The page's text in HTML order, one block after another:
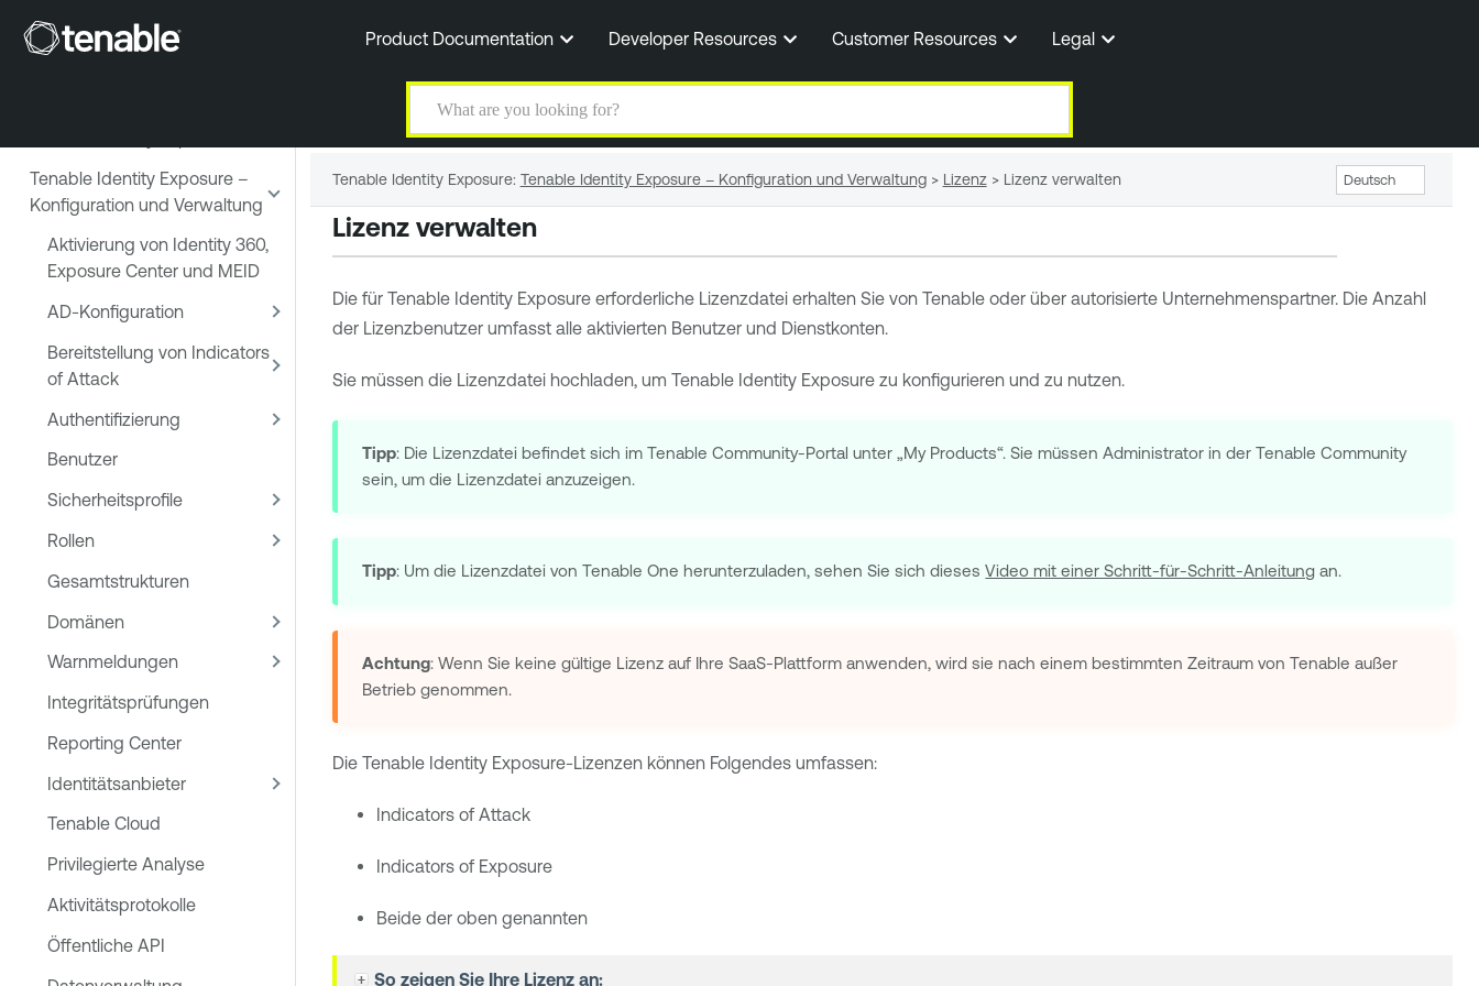
Zum Hauptinhalt springen
Product Documentation Developer Resources Customer Resources Legal
Erste Schritte mit Tenable
Tenable Identity Exposure –
Konfiguration und Verwaltung
Aktivierung von Identity 360,
Exposure Center und MEID
AD-Konfiguration
Bereitstellung von Indicators
of Attack
Authentifizierung
Benutzer
Sicherheitsprofile
Rollen
Gesamtstrukturen
Domänen
Warnmeldungen
Integritätsprüfungen
Reporting Center
Identitätsanbieter
Tenable Cloud
Privilegierte Analyse
Aktivitätsprotokolle
Öffentliche API
Tenable Identity Exposure: Tenable Identity Exposure – Konfiguration und Verwaltung > Lizenz > Lizenz verwalten
Lizenz verwalten
Die für Tenable Identity Exposureerforderliche Lizenzdatei erhalten Sie von Tenable oder über autorisierte Unternehmenspartner. Die Anzahl
der Lizenzbenutzer umfasst alle aktivierten Benutzer und Dienstkonten.
Sie müssen die Lizenzdatei hochladen, um Tenable Identity Exposurezu konfigurieren und zu nutzen.
Tipp: Die Lizenzdatei befindet sich im Tenable Community-Portal unter „My Products“. Sie müssen Administrator in der Tenable Community
sein, um die Lizenzdatei anzuzeigen.
Tipp: Um die Lizenzdatei von Tenable One herunterzuladen, sehen Sie sich diesesVideo mit einer Schritt-für-Schritt-Anleitung an.
Achtung: Wenn Sie keine gültige Lizenz auf Ihre SaaS-Plattform anwenden, wird sie nach einem bestimmten Zeitraum von Tenable außer
Betrieb genommen.
Die Tenable Identity Exposure-Lizenzen können Folgendes umfassen:
Indicators of Attack
Indicators of Exposure
Beide der oben genannten
So zeigen Sie Ihre Lizenz an: